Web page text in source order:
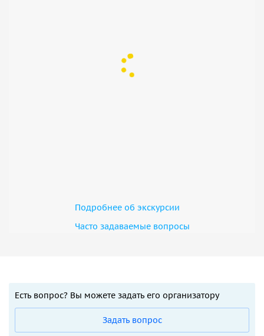
Подробнее об экскурсии
Часто задаваемые вопросы
Есть вопрос? Вы можете задать его организатору
Задать вопрос